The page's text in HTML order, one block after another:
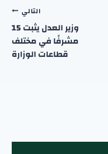
التالي
وزير العدل يثبت 15
مشرفًا في مختلف
قطاعات الوزارة